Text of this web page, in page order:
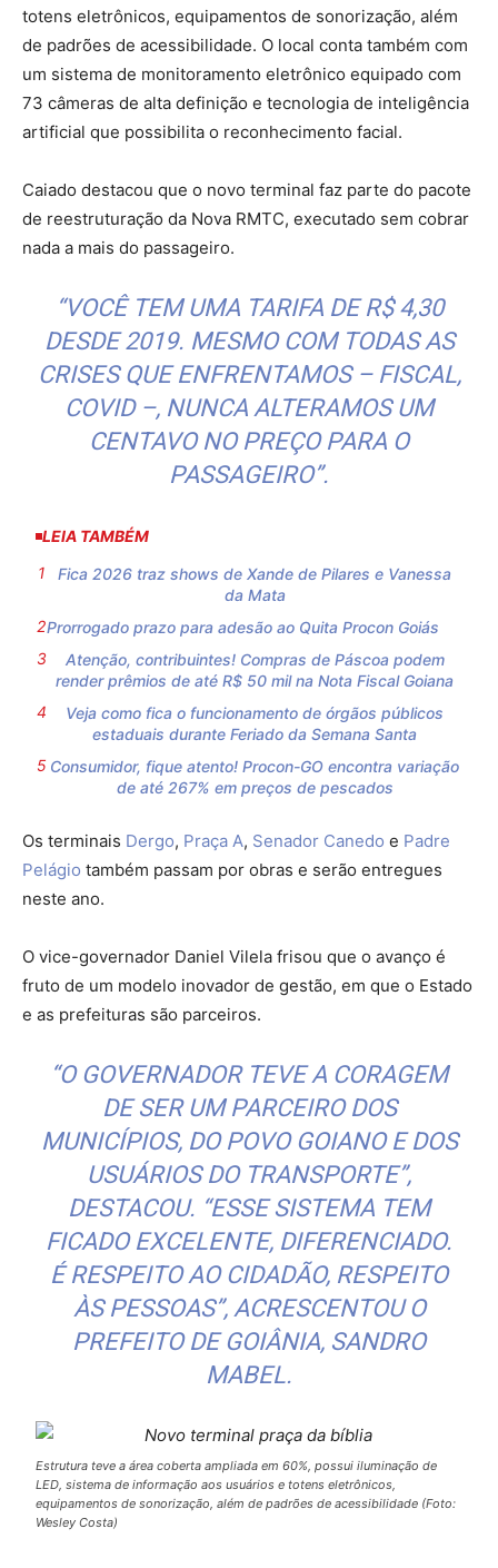
totens eletrônicos, equipamentos de sonorização, além
de padrões de acessibilidade. O local conta também com
um sistema de monitoramento eletrônico equipado com
73 câmeras de alta definição e tecnologia de inteligência
artificial que possibilita o reconhecimento facial.
Caiado destacou que o novo terminal faz parte do pacote
de reestruturação da Nova RMTC, executado sem cobrar
nada a mais do passageiro.
“VOCÊ TEM UMA TARIFA DE R$ 4,30
DESDE 2019. MESMO COM TODAS AS
CRISES QUE ENFRENTAMOS – FISCAL,
COVID –, NUNCA ALTERAMOS UM
CENTAVO NO PREÇO PARA O
PASSAGEIRO”.
LEIA TAMBÉM
Fica 2026 traz shows de Xande de Pilares e Vanessa
da Mata
Prorrogado prazo para adesão ao Quita Procon Goiás
Atenção, contribuintes! Compras de Páscoa podem
render prêmios de até R$ 50 mil na Nota Fiscal Goiana
Veja como fica o funcionamento de órgãos públicos
estaduais durante Feriado da Semana Santa
Consumidor, fique atento! Procon-GO encontra variação
de até 267% em preços de pescados
Os terminais Dergo, Praça A, Senador Canedo e Padre
Pelágio também passam por obras e serão entregues
neste ano.
O vice-governador Daniel Vilela frisou que o avanço é
fruto de um modelo inovador de gestão, em que o Estado
e as prefeituras são parceiros.
“O GOVERNADOR TEVE A CORAGEM
DE SER UM PARCEIRO DOS
MUNICÍPIOS, DO POVO GOIANO E DOS
USUÁRIOS DO TRANSPORTE”,
DESTACOU. “ESSE SISTEMA TEM
FICADO EXCELENTE, DIFERENCIADO.
É RESPEITO AO CIDADÃO, RESPEITO
ÀS PESSOAS”, ACRESCENTOU O
PREFEITO DE GOIÂNIA, SANDRO
MABEL.
Estrutura teve a área coberta ampliada em 60%, possui iluminação de
LED, sistema de informação aos usuários e totens eletrônicos,
equipamentos de sonorização, além de padrões de acessibilidade (Foto:
Wesley Costa)